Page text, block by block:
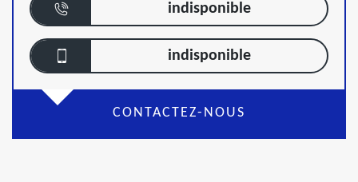
indisponible
indisponible
CONTACTEZ-NOUS